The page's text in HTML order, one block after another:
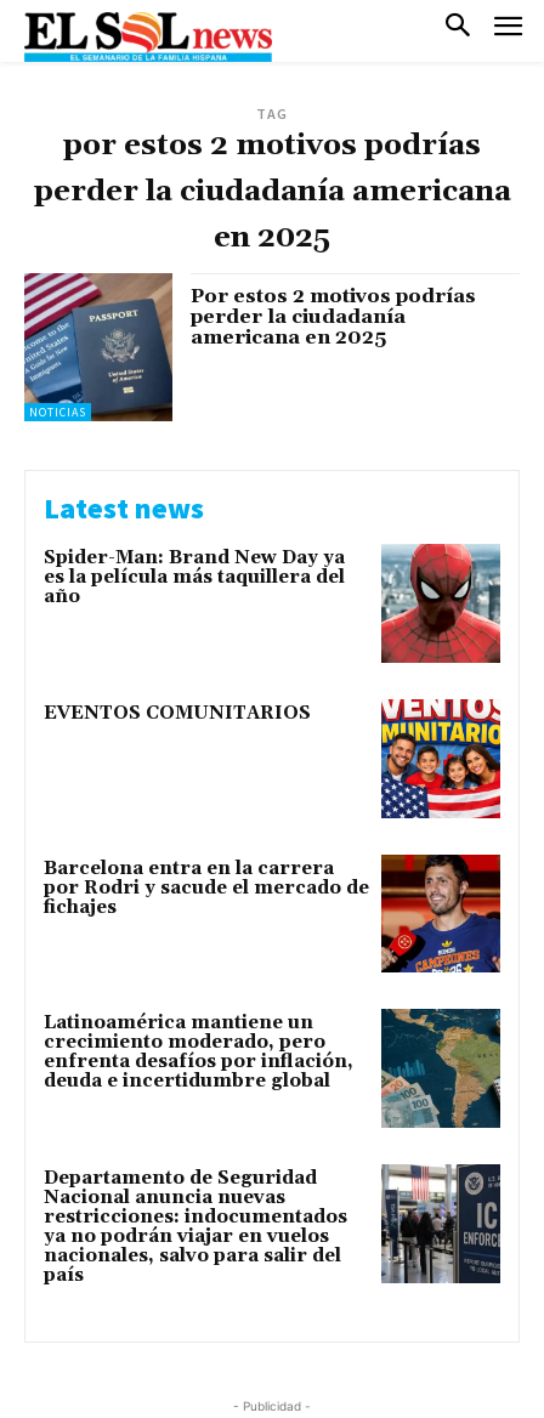
TAG
por estos 2 motivos podrías
perder la ciudadanía americana
en 2025
NOTICIAS
Por estos 2 motivos podrías
perder la ciudadanía
americana en 2025
Latest news
Spider-Man: Brand New Day ya
es la película más taquillera del
año
EVENTOS COMUNITARIOS
Barcelona entra en la carrera
por Rodri y sacude el mercado de
fichajes
Latinoamérica mantiene un
crecimiento moderado, pero
enfrenta desafíos por inflación,
deuda e incertidumbre global
Departamento de Seguridad
Nacional anuncia nuevas
restricciones: indocumentados
ya no podrán viajar en vuelos
nacionales, salvo para salir del
país
- Publicidad -